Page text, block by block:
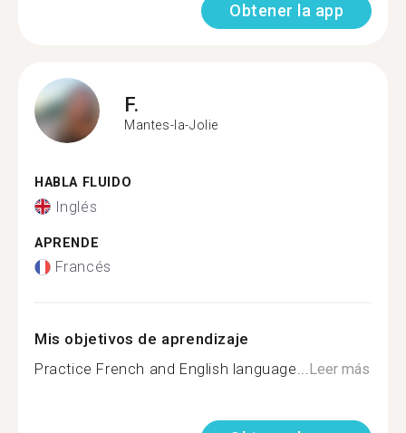
Obtener la app
F.
Mantes-la-Jolie
HABLA FLUIDO
Inglés
APRENDE
Francés
Mis objetivos de aprendizaje
Practice French and English language...Leer más